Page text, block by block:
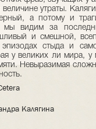
величине утраты.
а потому и
мы видим за
и смешной,
стыда и
у великих ли мира,
Невыразимая
Калягина